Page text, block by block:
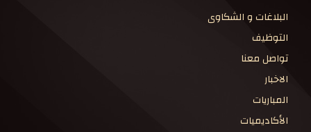
البلاغات و الشكاوى
التوظيف
تواصل معنا
الاخبار
المباريات
الأكاديميات